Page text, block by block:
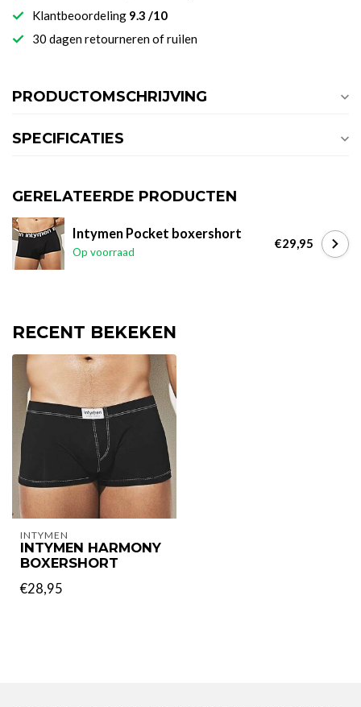
Klantbeoordeling 9.3 /10
30 dagen retourneren of ruilen
PRODUCTOMSCHRIJVING
SPECIFICATIES
GERELATEERDE PRODUCTEN
Intymen Pocket boxershort
Op voorraad
€29,95
RECENT BEKEKEN
INTYMEN
INTYMEN HARMONY
BOXERSHORT
€28,95